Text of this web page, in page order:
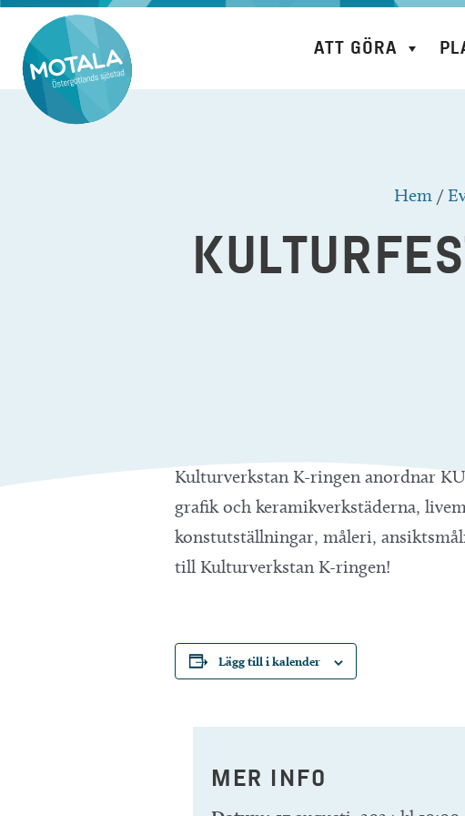
Hoppa
innehåll
ATT GÖRA
Hem /
Kulturverkstan K-ringen anordnar
grafik och keramikverkstäderna,
konstutställningar, måleri,
till Kulturverkstan K-ringen!
Lägg till i kalender
MER INFO